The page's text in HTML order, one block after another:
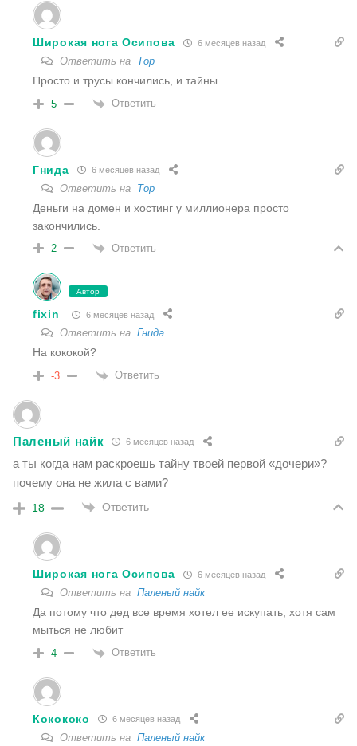
Широкая нога Осипова 6 месяцев назад
Ответить на Тор
Просто и трусы кончились, и тайны
5 Ответить
Гнида 6 месяцев назад
Ответить на Тор
Деньги на домен и хостинг у миллионера просто
закончились.
2 Ответить
Автор
fixin 6 месяцев назад
Ответить на Гнида
На кококой?
-3 Ответить
Паленый найк 6 месяцев назад
а ты когда нам раскроешь тайну твоей первой «дочери»?
почему она не жила с вами?
18 Ответить
Широкая нога Осипова 6 месяцев назад
Ответить на Паленый найк
Да потому что дед все время хотел ее искупать, хотя сам
мыться не любит
4 Ответить
Кокококо 6 месяцев назад
Ответить на Паленый найк